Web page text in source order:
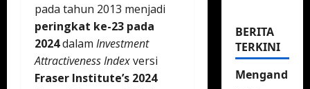
pada tahun 2013 menjadi
peringkat ke-23 pada
2024dalam Investment
Attractiveness Indexversi
Fraser Institute’s 2024
BERITA
TERKINI
Mengand